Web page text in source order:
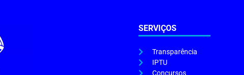
SERVIÇOS
Transparência
IPTU
Concursos